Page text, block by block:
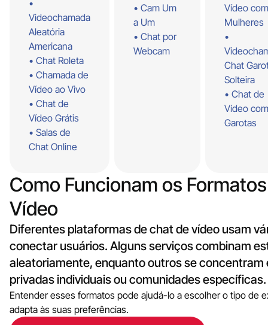
Videochamada
Aleatória
Americana
Chat Roleta
Chamada de
Vídeo ao Vivo
Chat de
Vídeo Grátis
Salas de
Chat Online
Cam Um
a Um
Chat por
Webcam
Vídeo com
Mulheres
Chat
Solteira
Chat de
Vídeo com
Garotas
Como Funcionam os
Vídeo
Diferentes plataformas de chat de vídeo usam
conectar usuários. Alguns serviços combinam
aleatoriamente, enquanto outros se concentram
privadas individuais ou comunidades específicas.
Entender esses formatos pode ajudá-lo a escolher o tipo de
adapta às suas preferências.